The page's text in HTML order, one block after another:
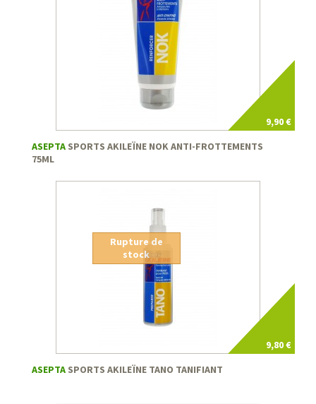
9,90 €
ASEPTA SPORTS AKILEÏNE NOK ANTI-FROTTEMENTS
75ML
9,80 €
Rupture de
stock
ASEPTA SPORTS AKILEÏNE TANO TANIFIANT